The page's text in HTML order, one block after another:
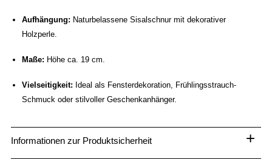
Aufhängung: Naturbelassene Sisalschnur mit dekorativer
Holzperle.
Maße: Höhe ca. 19 cm.
Vielseitigkeit: Ideal als Fensterdekoration, Frühlingsstrauch-
Schmuck oder stilvoller Geschenkanhänger.
Informationen zur Produktsicherheit +